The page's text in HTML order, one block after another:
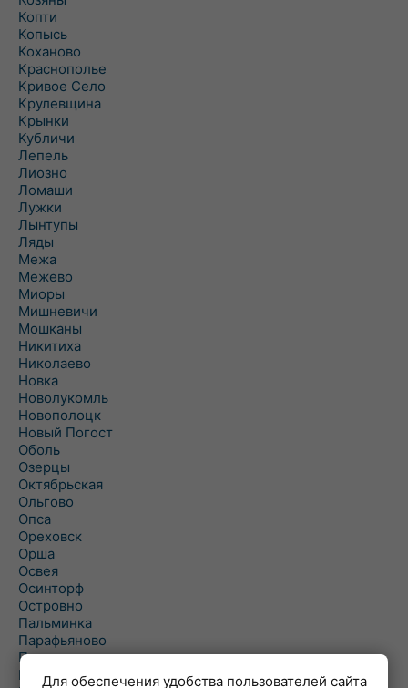
Копти
Копысь
Коханово
Краснополье
Кривое Село
Крулевщина
Крынки
Кубличи
Лепель
Лиозно
Ломаши
Лужки
Лынтупы
Ляды
Межа
Межево
Миоры
Мишневичи
Мошканы
Никитиха
Николаево
Новка
Новолукомль
Новополоцк
Новый Погост
Оболь
Озерцы
Октябрьская
Ольгово
Опса
Ореховск
Орша
Освея
Осинторф
Островно
Пальминка
Парафьяново
Плисса
ПовятьеДля обеспечения удобства пользователей сайта